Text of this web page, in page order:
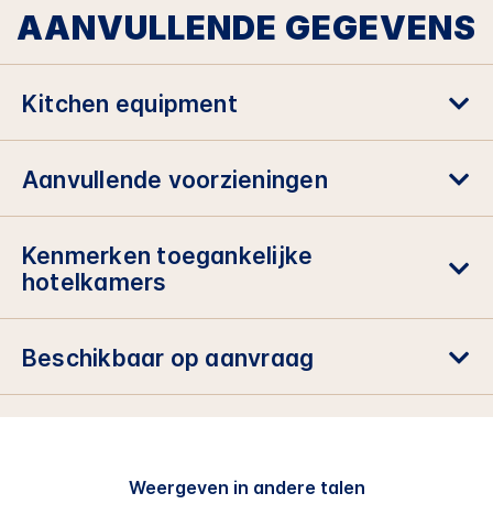
AANVULLENDE GEGEVENS
Kitchen equipment
Aanvullende voorzieningen
Kenmerken toegankelijke
hotelkamers
Beschikbaar op aanvraag
Weergeven in andere talen